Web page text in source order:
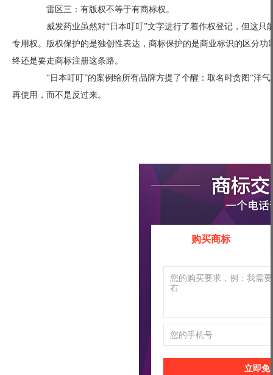
雷区三：有版权不等于有商标权。
威发药业虽然对“日本叮叮”文字进行了着作权登记，但这只
专用权。版权保护的是独创性表达，商标保护的是商业标识的区分
终还是要走商标注册这条路。
“日本叮叮”的案例给所有品牌方提了个醒：取名时贪图“洋气
再使用，而不是反过来。
购买商标
立即免